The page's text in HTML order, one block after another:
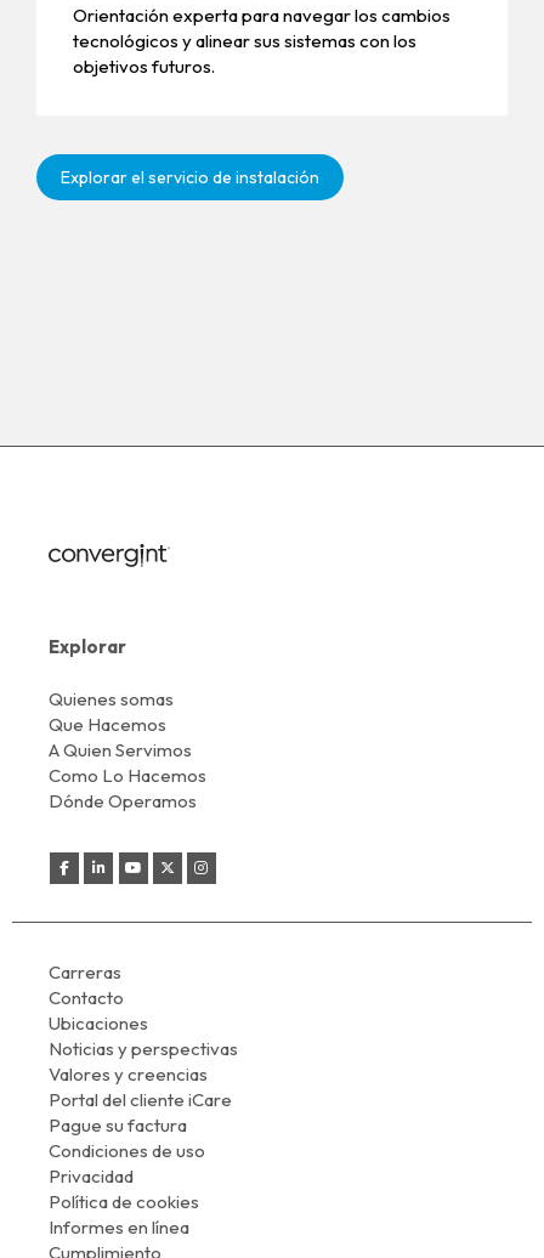
Orientación experta para navegar los cambios
tecnológicos y alinear sus sistemas con los
objetivos futuros.
Explorar el servicio de instalación
Explorar
Quienes somas
Que Hacemos
A Quien Servimos
Como Lo Hacemos
Dónde Operamos
Carreras
Contacto
Ubicaciones
Noticias y perspectivas
Valores y creencias
Portal del cliente iCare
Pague su factura
Condiciones de uso
Privacidad
Política de cookies
Informes en línea
Cumplimiento